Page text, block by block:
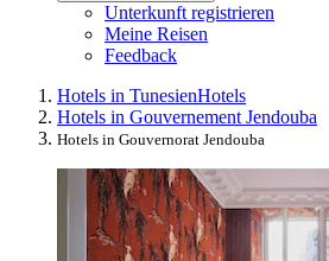
Unterkunft registrieren
Meine Reisen
Feedback
Hotels in TunesienHotels
Hotels in Gouvernement Jendouba
Hotels in Gouvernorat Jendouba